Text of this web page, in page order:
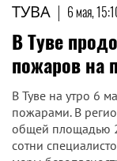
ТУВА | 6 мая,
В Туве
пожаров на
В Туве на утро 6
пожарами. В
общей площадью
сотни